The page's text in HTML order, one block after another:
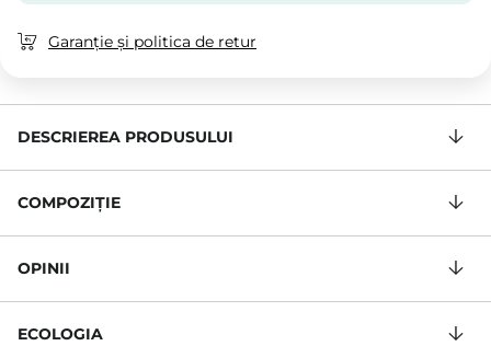
Garanție și politica de retur
DESCRIEREA PRODUSULUI
COMPOZIŢIE
OPINII
ECOLOGIA